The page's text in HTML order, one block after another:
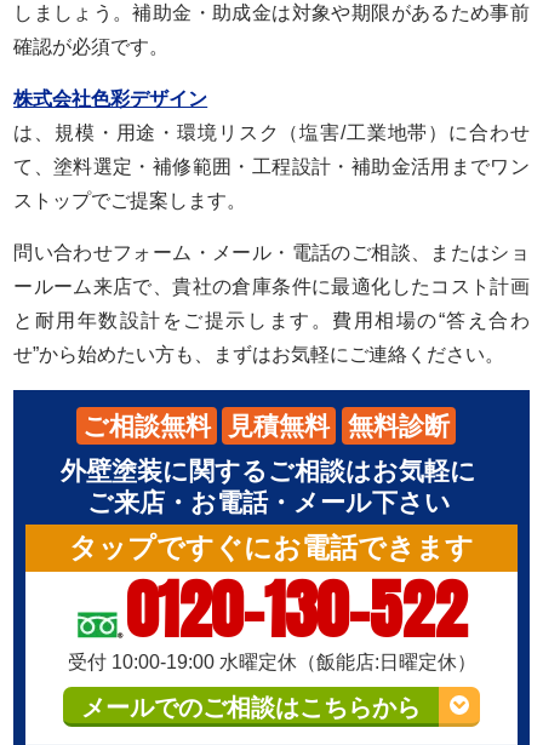
しましょう。補助金・助成金は対象や期限があるため事前
確認が必須です。
株式会社色彩デザイン
は、規模・用途・環境リスク（塩害/工業地帯）に合わせ
て、塗料選定・補修範囲・工程設計・補助金活用までワン
ストップでご提案します。
問い合わせフォーム・メール・電話のご相談、またはショ
ールーム来店で、貴社の倉庫条件に最適化したコスト計画
と耐用年数設計をご提示します。費用相場の“答え合わ
せ”から始めたい方も、まずはお気軽にご連絡ください。
ご相談無料 見積無料
無料診断
外壁塗装に関するご相談はお気軽に
ご来店・お電話・メール下さい
タップですぐにお電話できます
0120-130-522
受付 10:00-19:00 水曜定休（飯能店:日曜定休）
メールでのご相談はこちらから